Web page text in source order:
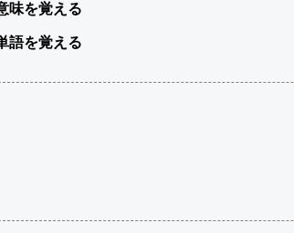
味を覚える
語を覚える